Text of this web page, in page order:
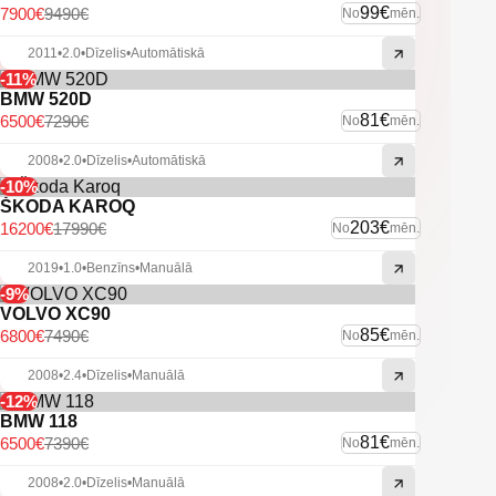
No99€mēn.
9490€
7900€
2011•2.0•Dīzelis•Automātiskā
-11%
BMW 520D
No81€mēn.
7290€
6500€
2008•2.0•Dīzelis•Automātiskā
-10%
ŠKODA KAROQ
No203€mēn.
17990€
16200€
2019•1.0•Benzīns•Manuālā
-9%
VOLVO XC90
No85€mēn.
7490€
6800€
2008•2.4•Dīzelis•Manuālā
-12%
BMW 118
No81€mēn.
7390€
6500€
2008•2.0•Dīzelis•Manuālā